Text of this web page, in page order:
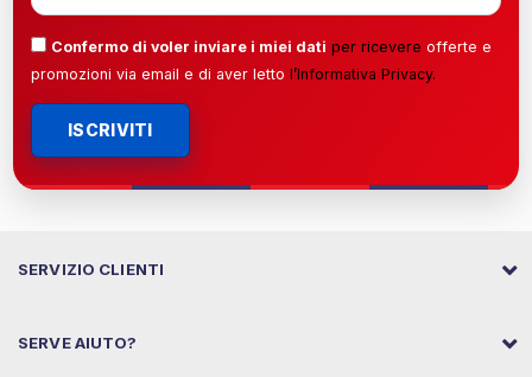
Confermo di voler inviare i miei dati per ricevere offerte e
promozioni via email e di aver letto l’Informativa Privacy.
ISCRIVITI
SERVIZIO CLIENTI
SERVE AIUTO?